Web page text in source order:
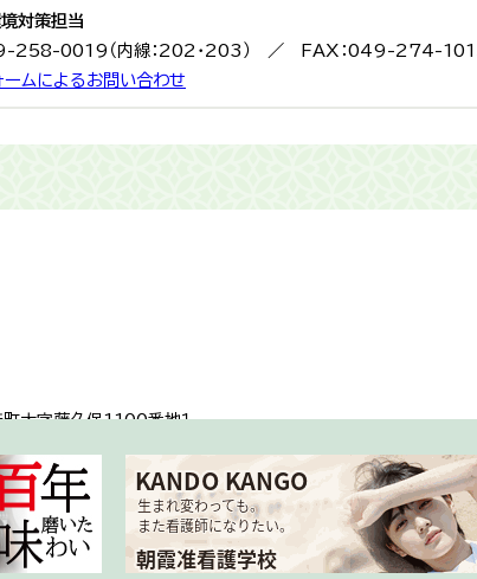
対策担当
258-0019（内線：202・203） ／ FAX：049-274-
ームによるお問い合わせ
大字藤久保1100番地１
時15分（土日祝日及び年末年始はお休み）
各課への問い合わせ 三芳町ホームページ